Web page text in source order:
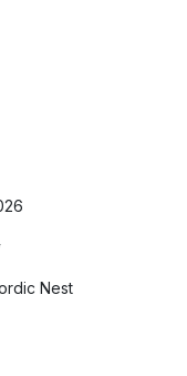
Nest